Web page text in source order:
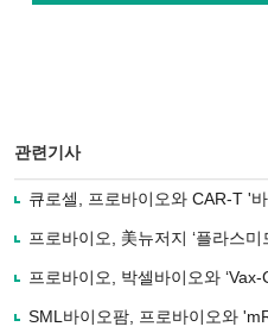
관련기사
큐로셀, 프로바이오와 CAR-T '
프로바이오, 美뉴저지 ‘플라스미
프로바이오, 박셀바이오와 ‘Vax-
SML바이오팜, 프로바이오와